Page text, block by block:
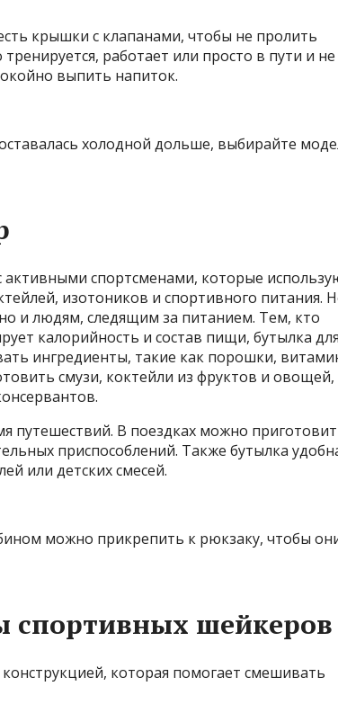
крышки с клапанами, чтобы не пролить
работает или просто в пути и не
выпить напиток.
холодной дольше, выбирайте
активными спортсменами, которые
изотоников и спортивного питания.
и людям, следящим за питанием. Тем, кто
калорийность и состав пищи, бутылка для
ингредиенты, такие как порошки,
смузи, коктейли из фруктов и овощей,
путешествий. В поездках можно
приспособлений. Также бутылка
или детских смесей.
можно прикрепить к рюкзаку, чтобы
спортивных шейкеров
которая помогает смешивать